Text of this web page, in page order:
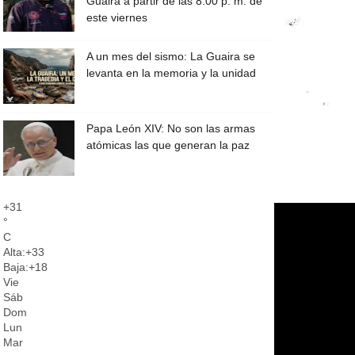
este viernes
A un mes del sismo: La Guaira se
levanta en la memoria y la unidad
Papa León XIV: No son las armas
atómicas las que generan la paz
+31
°
C
Alta:+33
Baja:+18
Vie
Sáb
Dom
Lun
Mar